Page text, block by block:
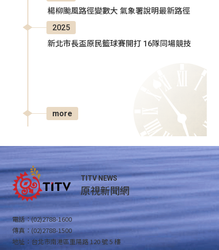
楊柳颱風路徑變數大 氣象署說明最新路徑
2025
新北市長盃原民籃球賽開打 16隊同場競技
more
TITV NEWS
原視新聞網
電話：(02)2788-1600
傳真：(02)2788-1500
地址：台北市南港區重陽路 120 號 5 樓